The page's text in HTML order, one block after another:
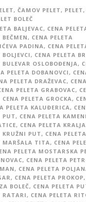
, ČAMOV PELET, PELET,
BOLEČ
BALJEVAC, CENA
BEČMEN, CENA PELETA
PADINA, CENA
, CENA PELETA
BULEVAR OSLOBOĐENJA,
PELETA DOBANOVCI,
PELETA DRAŽEVAC,
PELETA GRABOVAC,
CENA PELETA GROCKA,
PELETA KALUĐERICA,
PUT, CENA PELETA
, CENA PELETA
KRUŽNI PUT, CENA
MARŠALA TITA, CENA
PELETA MOSTARSKA
, CENA PELETA
, CENA PELETA
, CENA PELETA PROKOP,
BOLEČ, CENA PELETA
RATARI, CENA PELETA